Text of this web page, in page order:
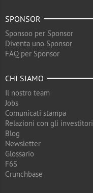
SPONSOR
Sponsoo per Sponsor
Diventa uno Sponsor
FAQ per Sponsor
CHI SIAMO
Il nostro team
Jobs
Comunicati stampa
Relazioni con gli investitori
Blog
Newsletter
Glossario
F6S
Crunchbase